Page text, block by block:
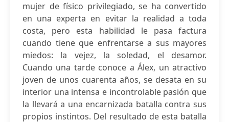
mujer de físico privilegiado, se ha convertido
en una experta en evitar la realidad a toda
costa, pero esta habilidad le pasa factura
cuando tiene que enfrentarse a sus mayores
miedos: la vejez, la soledad, el desamor.
Cuando una tarde conoce a Álex, un atractivo
joven de unos cuarenta años, se desata en su
interior una intensa e incontrolable pasión que
la llevará a una encarnizada batalla contra sus
propios instintos. Del resultado de esta batalla